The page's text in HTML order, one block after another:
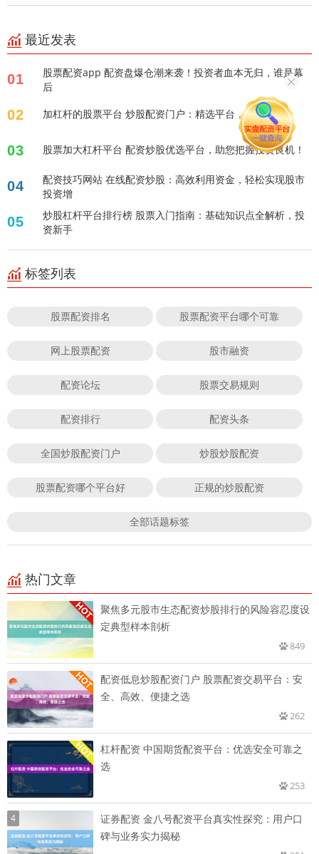
最近发表
01
股票配资app 配资盘爆仓潮来袭！投资者血本无归，谁是幕
后
02 加杠杆的股票平台 炒股配资门户：精选平台，助您盈利！
03 股票加大杠杆平台 配资炒股优选平台，助您把握投资良机！
04
配资技巧网站 在线配资炒股：高效利用资金，轻松实现股市
投资增
05
炒股杠杆平台排行榜 股票入门指南：基础知识点全解析，投
资新手
标签列表
股票配资排名 股票配资平台哪个可靠
网上股票配资 股市融资
配资论坛 股票交易规则
配资排行 配资头条
全国炒股配资门户 炒股炒股配资
股票配资哪个平台好 正规的炒股配资
全部话题标签
热门文章
聚焦多元股市生态配资炒股排行的风险容忍度设
定典型样本剖析
849
配资低息炒股配资门户 股票配资交易平台：安
全、高效、便捷之选
262
杠杆配资 中国期货配资平台：优选安全可靠之
选
253
4
证券配资 金八号配资平台真实性探究：用户口
碑与业务实力揭秘